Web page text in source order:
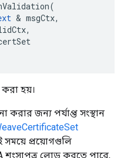
(
& msgCtx,
,
হয়।
করার জন্য পর্যাপ্ত সংস্থান
সময়ে প্রয়োগগুলি
শংসাপত্র লোড করতে পারে,